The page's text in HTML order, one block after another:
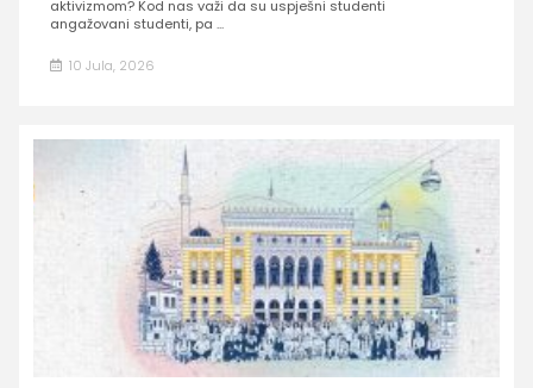
aktivizmom? Kod nas važi da su uspješni studenti
angažovani studenti, pa ...
10 Jula, 2026